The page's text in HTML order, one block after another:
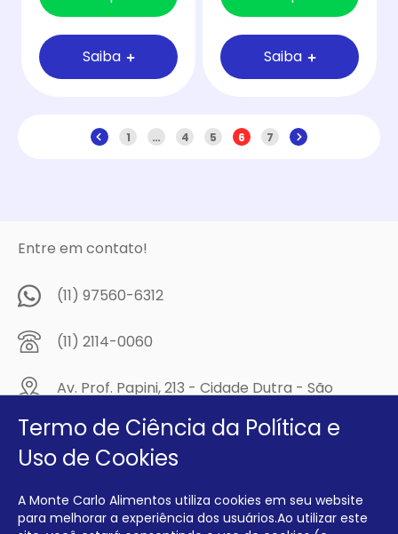
Saiba Saiba
1 … 4 5 6 7
Entre em contato!
(11) 97560-6312
(11) 2114-0060
Av. Prof. Papini, 213 - Cidade Dutra - São
Compre na
MCA Virtual!
Siga a Monte Carlo Alimentos nas redes sociais!
Termo de Ciência da Política e
Uso de Cookies
A Monte Carlo Alimentos utiliza cookies em seu website
para melhorar a experiência dos usuários.Ao utilizar este